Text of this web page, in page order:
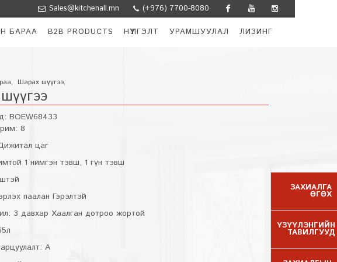
FacebookYoutubeInstagram
Sales@kitchenall.mn (+976) 7700-8080
БАРАА B2B PRODUCTS НҮҮЛГЭЛТ УРАМШУУЛАЛ ЛИЗИНГ
, Шарах шүүгээ,
BOEW68433
8
цаг
1 нимгэн тэвш, 1 гүн тэвш
паалан Гэрэлтэй
3 давхар Хаалган дотроо жортой
А
ЗАХИАЛГА
ӨГӨХ
ҮЗҮҮЛЭНГИЙН
ТАВИЛГУУД